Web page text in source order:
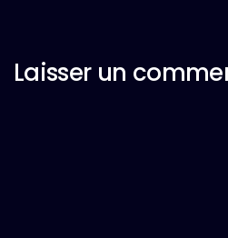
Laisser un